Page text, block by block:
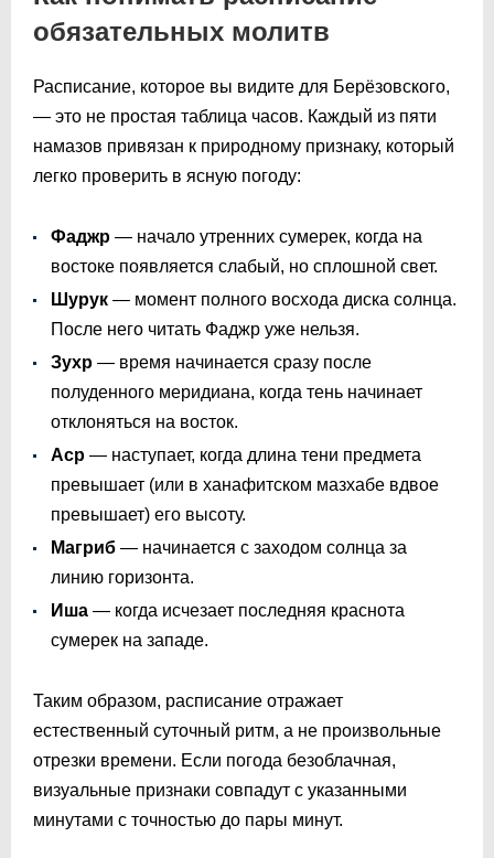
обязательных молитв
Расписание, которое вы видите для Берёзовского,
— это не простая таблица часов. Каждый из пяти
намазов привязан к природному признаку, который
легко проверить в ясную погоду:
Фаджр — начало утренних сумерек, когда на
востоке появляется слабый, но сплошной свет.
Шурук — момент полного восхода диска солнца.
После него читать Фаджр уже нельзя.
Зухр — время начинается сразу после
полуденного меридиана, когда тень начинает
отклоняться на восток.
Аср — наступает, когда длина тени предмета
превышает (или в ханафитском мазхабе вдвое
превышает) его высоту.
Магриб — начинается с заходом солнца за
линию горизонта.
Иша — когда исчезает последняя краснота
сумерек на западе.
Таким образом, расписание отражает
естественный суточный ритм, а не произвольные
отрезки времени. Если погода безоблачная,
визуальные признаки совпадут с указанными
минутами с точностью до пары минут.